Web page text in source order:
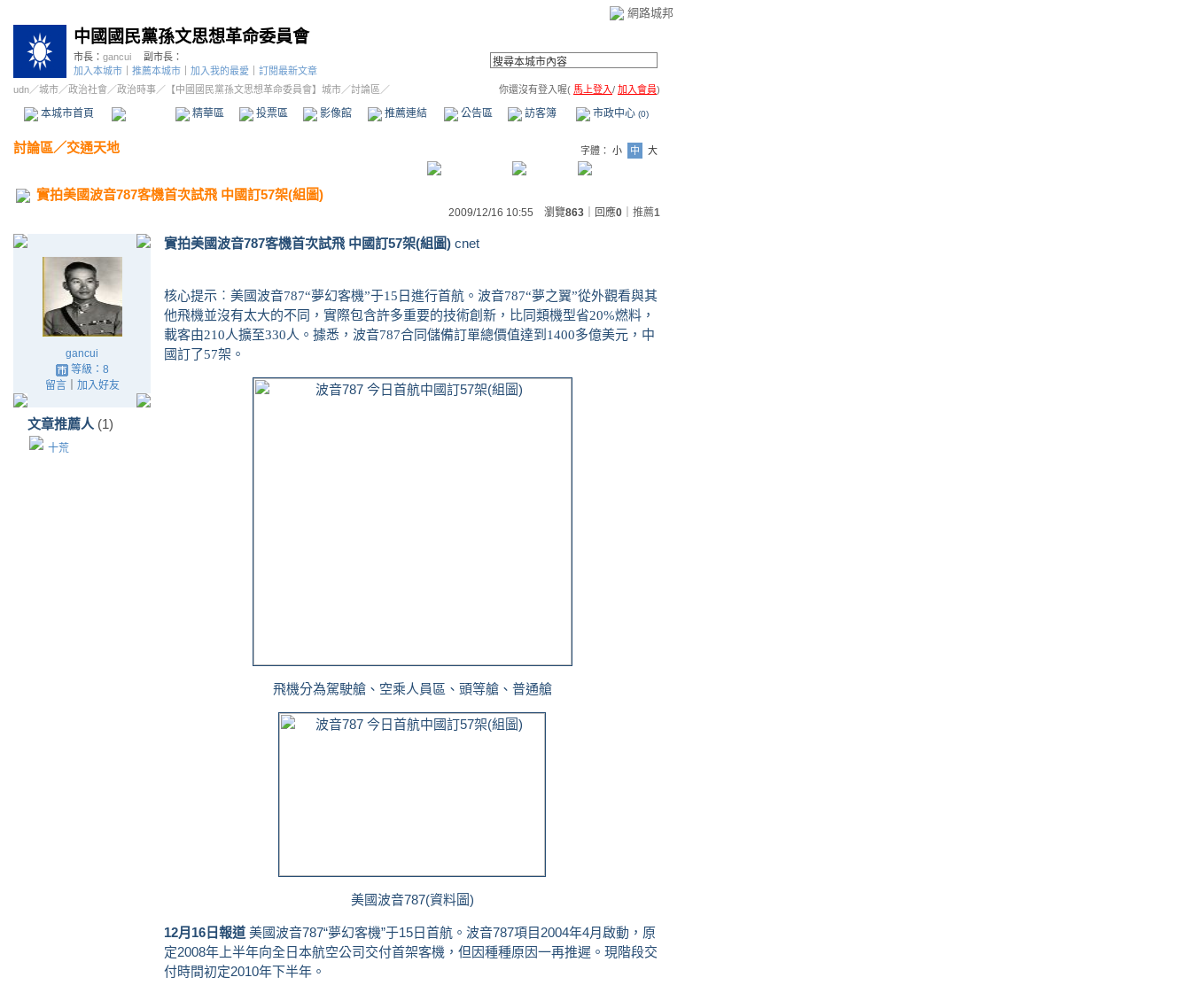
網路城邦
中國國民黨孫文思想革命委員會
市長： gancui
副市長：
加入本城市
推薦本城市 加入我的最愛
訂閱最新文章
udn／城市／政治社會 ／政治時事／ 【中國國民黨孫文思想革命委員會】城市／討論區／ 你還沒有登入喔( 馬上登入/ 加入會員)
本城市首頁 精華區 投票區 影像館 推薦連結 公告區 訪客簿 市政中心 (0)
討論區／交通天地 字體： 小 中 大
實拍美國波音787客機首次試飛 中國訂57架(組圖)
2009/12/16 10:55 瀏覽863 ｜回應0 推薦1
gancui
等級：8
留言｜ 加入好友
文章推薦人 (1)
十荒
實拍美國波音787客機首次試飛 中國訂57架(組圖) cnet
核心提示︰美國波音787“夢幻客機”于15日進行首航。波音787“夢之翼”從外觀看與其
他飛機並沒有太大的不同，實際包含許多重要的技術創新，比同類機型省20%燃料，
載客由210人擴至330人。據悉，波音787合同儲備訂單總價值達到1400多億美元，中
國訂了57架。
飛機分為駕駛艙、空乘人員區、頭等艙、普通艙
美國波音787(資料圖)
12月16日報道 美國波音787“夢幻客機”于15日首航。波音787項目2004年4月啟動，原
定2008年上半年向全日本航空公司交付首架客機，但因種種原因一再推遲。現階段交
付時間初定2010年下半年。